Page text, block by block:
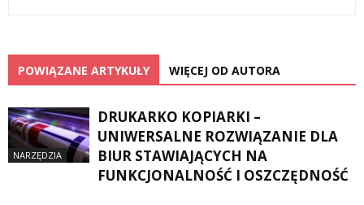
POWIĄZANE ARTYKUŁY WIĘCEJ OD AUTORA
NARZĘDZIA
DRUKARKO KOPIARKI –
UNIWERSALNE ROZWIĄZANIE DLA
BIUR STAWIAJĄCYCH NA
FUNKCJONALNOŚĆ I OSZCZĘDNOŚĆ